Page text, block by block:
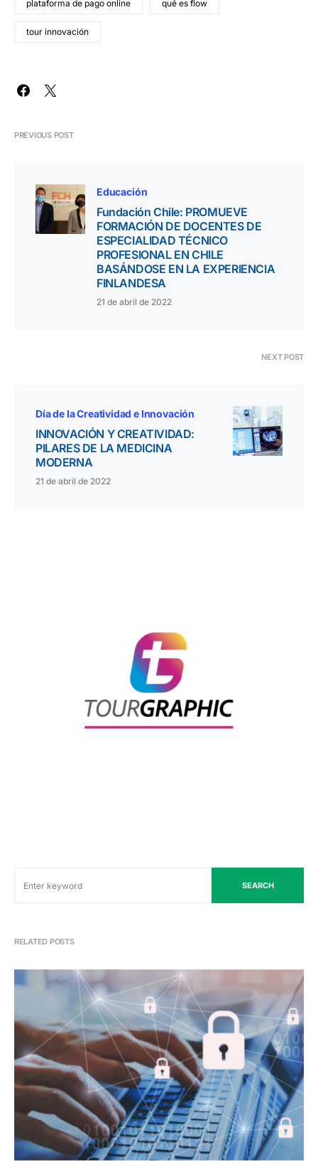
plataforma de pago online qué es flow
tour innovación
PREVIOUS POST
Educación
Fundación Chile: PROMUEVE
FORMACIÓN DE DOCENTES DE
ESPECIALIDAD TÉCNICO
PROFESIONAL EN CHILE
BASÁNDOSE EN LA EXPERIENCIA
FINLANDESA
21 de abril de 2022
NEXT POST
Día de la Creatividad e Innovación
INNOVACIÓN Y CREATIVIDAD:
PILARES DE LA MEDICINA
MODERNA
21 de abril de 2022
SEARCH
RELATED POSTS